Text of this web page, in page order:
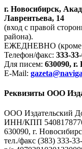
г. Новосибирск,
Лаврентьева, 14
(вход с правой
района).
ЕЖЕДНЕВНО (кроме
Телефон/факс: 333-
Для писем: 630090,
E-Mail:
Реквизиты ООО
ООО Издательский
ИНН/КПП
630090, г.
тел./факс (383) 333-